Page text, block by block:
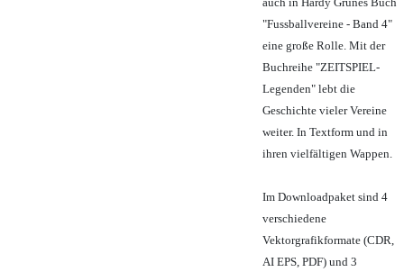
"Fussballvereine - Band 4"
eine große Rolle. Mit der
Buchreihe "ZEITSPIEL-
Legenden" lebt die
Geschichte vieler Vereine
weiter. In Textform und in
ihren vielfältigen Wappen.
Im Downloadpaket sind 4
verschiedene
Vektorgrafikformate (CDR,
AI EPS, PDF) und 3